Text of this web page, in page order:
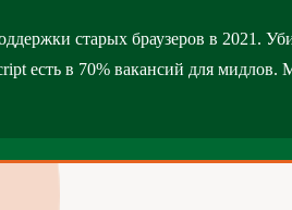
старых браузеров в 2021.
есть в 70% вакансий для